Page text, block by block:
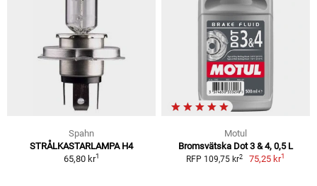
Spahn
STRÅLKASTARLAMPA H4
65,80 kr1
Motul
Bromsvätska Dot 3 & 4, 0,5 L
RFP 109,75 kr2 75,25 kr1